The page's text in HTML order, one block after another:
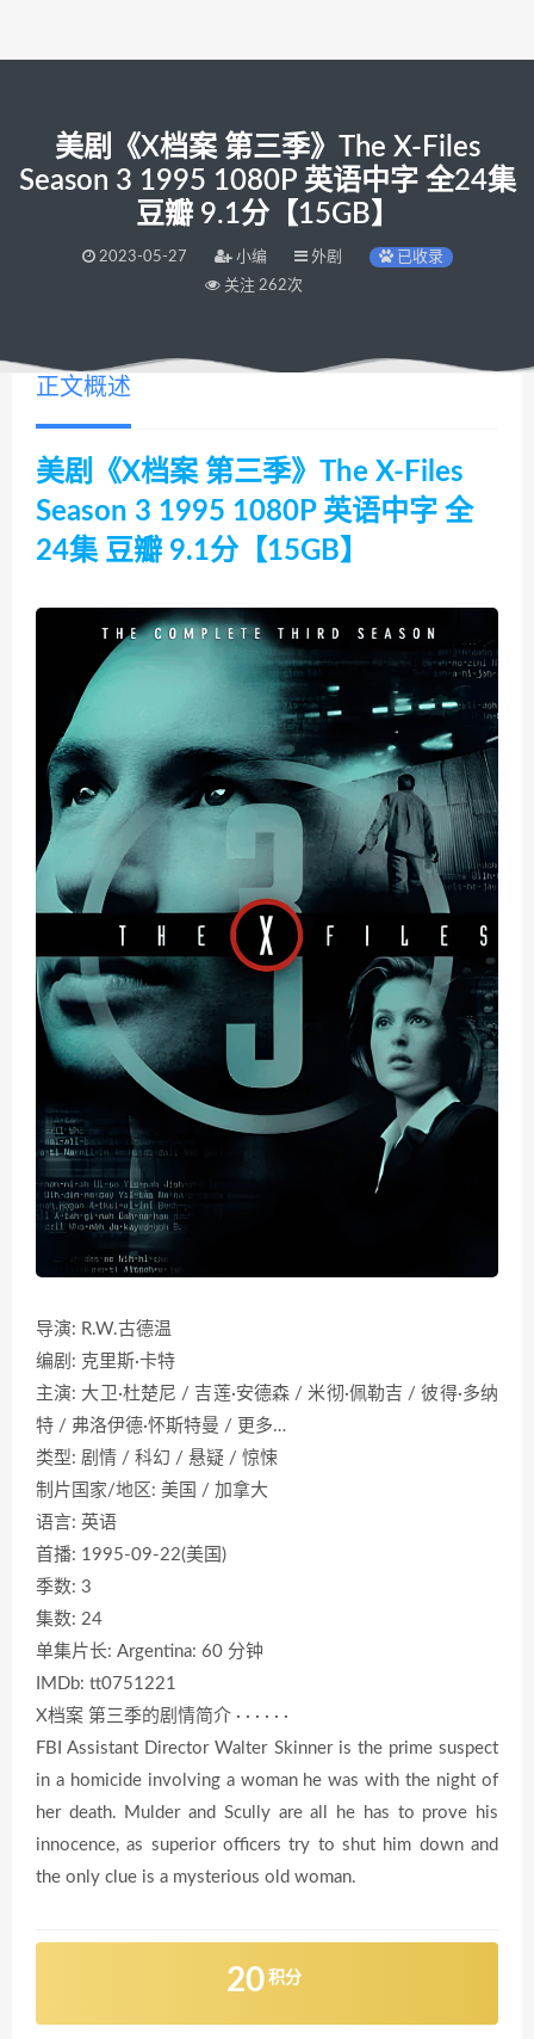
美剧《X档案 第三季》The X-Files
Season 3 1995 1080P 英语中字 全24集
豆瓣 9.1分【15GB】
2023-05-27 小编 外剧
已收录
关注 262次
正文概述
美剧《X档案 第三季》The X-Files
Season 3 1995 1080P 英语中字 全
24集 豆瓣 9.1分【15GB】
导演: R.W.古德温
编剧: 克里斯·卡特
主演: 大卫·杜楚尼 / 吉莲·安德森 / 米彻·佩勒吉 / 彼得·多纳
特 / 弗洛伊德·怀斯特曼 / 更多…
类型: 剧情 / 科幻 / 悬疑 / 惊悚
制片国家/地区: 美国 / 加拿大
语言: 英语
首播: 1995-09-22(美国)
季数: 3
集数: 24
单集片长: Argentina: 60 分钟
IMDb: tt0751221
X档案 第三季的剧情简介 · · · · · ·
FBI Assistant Director Walter Skinner is the prime suspect
in a homicide involving a woman he was with the night of
her death. Mulder and Scully are all he has to prove his
innocence, as superior officers try to shut him down and
the only clue is a mysterious old woman.
20 积分